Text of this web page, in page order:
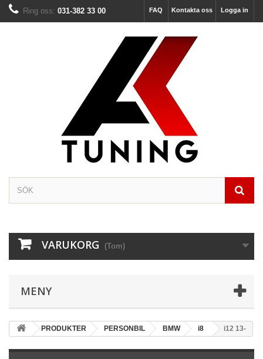
Logga in
Kontakta oss
FAQ
Ring oss: 031-382 33 00
VARUKORG (Tom)
MENY
PRODUKTER PERSONBIL BMW i8 i12 13-